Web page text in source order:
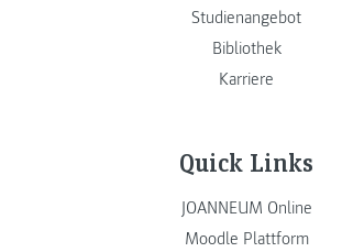
Studienangebot
Bibliothek
Karriere
Quick Links
JOANNEUM Online
Moodle Plattform